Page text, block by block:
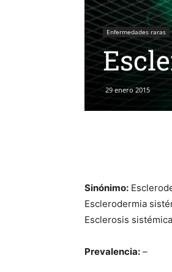
Enfermedades raras
29 enero 2015
Sinónimo:
Esclerodermia
Esclerosis
Prevalencia: –